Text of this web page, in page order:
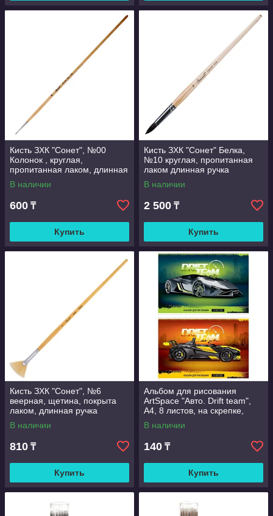
Кисть ЗХК "Сонет", №00
Колонок , круглая,
пропитанная лаком, длинная
ручка
В наличии
600 ₸
Купить
Кисть ЗХК "Сонет" Белка,
№10 круглая, пропитанная
лаком длинная ручка
В наличии
2 500 ₸
Купить
Кисть ЗХК "Сонет", №6
веерная, щетина, покрыта
лаком, длинная ручка
В наличии
810 ₸
Купить
Альбом для рисования
ArtSpace "Авто. Drift team",
А4, 8 листов, на скрепке,
эконом
В наличии
140 ₸
Купить